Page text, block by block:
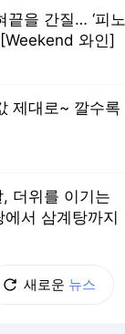
끝을 간질… ‘피노
와인]
제대로~ 깔수록
더위를 이기는
서 삼계탕까지
새로운 뉴스